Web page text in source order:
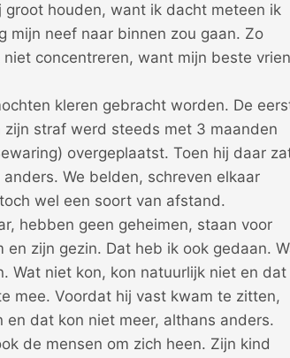
houden, want ik dacht meteen ik
mijn neef naar binnen zou gaan. Zo
concentreren, want mijn beste
kleren gebracht worden. De
straf werd steeds met 3 maanden
overgeplaatst. Toen hij daar
We belden, schreven elkaar
wel een soort van afstand.
hebben geen geheimen, staan voor
zijn gezin. Dat heb ik ook gedaan.
Wat niet kon, kon natuurlijk niet en dat
mee. Voordat hij vast kwam te zitten,
dat kon niet meer, althans anders.
de mensen om zich heen. Zijn kind